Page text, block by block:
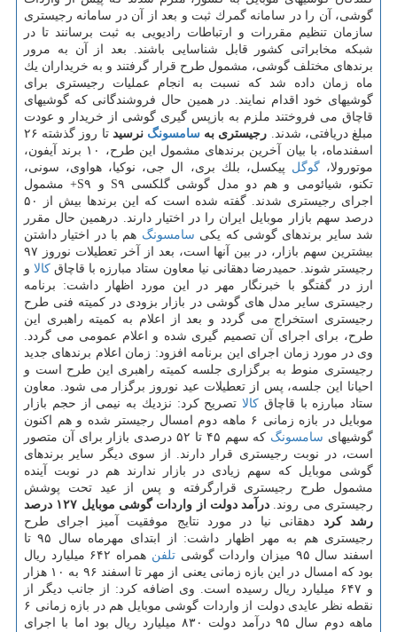
گوشی، آن را در سامانه گمرك ثبت و بعد از آن در سامانه رجیستری
سازمان تنظیم مقررات و ارتباطات رادیویی به ثبت برسانند تا در
شبكه مخابراتی كشور قابل شناسایی باشند. بعد از آن به مرور
برندهای مختلف گوشی، مشمول طرح قرار گرفتند و به خریداران یك
ماه زمان داده شد كه نسبت به انجام عملیات رجیستری برای
گوشیهای خود اقدام نمایند. در همین حال فروشندگانی كه گوشیهای
قاچاق می فروختند ملزم به بازپس گیری گوشی از خریدار و عودت
مبلغ دریافتی، شدند. رجیستری به سامسونگ نرسید
تا روز گذشته ۲۶
اسفندماه، با بیان آخرین برندهای مشمول این طرح، ۱۰ برند آیفون،
موتورولا،گوگل پیكسل، بلك بری، ال جی، نوكیا، هواوی، سونی،
تكنو، شیائومی و هم دو مدل گوشی گلكسی S۹ و S۹+ مشمول
اجرای رجیستری شدند. گفته شده است كه این برندها بیش از ۵۰
درصد سهم بازار موبایل ایران را در اختیار دارند. درهمین حال مقرر
شد سایر برندهای گوشی كه یكی سامسونگ هم با در اختیار داشتن
بیشترین سهم بازار، در بین آنها است، بعد از آخر تعطیلات نوروز ۹۷
رجیستر شوند. حمیدرضا دهقانی نیا معاون ستاد مبارزه با قاچاق كالاو
ارز در گفتگو با خبرنگار مهر در این مورد اظهار داشت: برنامه
رجیستری سایر مدل های گوشی در بازار بزودی در كمیته فنی طرح
رجیستری استخراج می گردد و بعد از اعلام به كمیته راهبری این
طرح، برای اجرای آن تصمیم گیری شده و اعلام عمومی می گردد.
وی در مورد زمان اجرای این برنامه افزود: زمان اعلام برندهای جدید
رجیستری منوط به برگزاری جلسه كمیته راهبری این طرح است و
احیانا این جلسه، پس از تعطیلات عید نوروز برگزار می شود. معاون
ستاد مبارزه با قاچاق كالا تصریح كرد: نزدیك به نیمی از حجم بازار
موبایل در بازه زمانی ۶ ماهه دوم امسال رجیستر شده و هم اكنون
گوشیهای سامسونگ
كه سهم ۴۵ تا ۵۲ درصدی بازار برای آن متصور
است، در نوبت رجیستری قرار دارند. از سوی دیگر سایر برندهای
گوشی موبایل كه سهم زیادی در بازار ندارند هم در نوبت آینده
مشمول طرح رجیستری قرارگرفته و پس از عید تحت پوشش
رجیستری می روند.
درآمد دولت از واردات گوشی موبایل ۱۲۷ درصد
رشد كرد دهقانی نیا در مورد نتایج موفقیت آمیز اجرای طرح
رجیستری هم به مهر اظهار داشت: از ابتدای مهرماه سال ۹۵ تا
اسفند سال ۹۵ میزان واردات گوشی
تلفن
همراه ۶۴۲ میلیارد ریال
بود كه امسال در این بازه زمانی یعنی از مهر تا اسفند ۹۶ به ۱۰ هزار
و ۶۴۷ میلیارد ریال رسیده است. وی اضافه كرد: از جانب دیگر از
نقطه نظر عایدی دولت از واردات گوشی موبایل هم در بازه زمانی ۶
ماهه دوم سال ۹۵ درآمد دولت ۸۳۰ میلیارد ریال بود اما با اجرای